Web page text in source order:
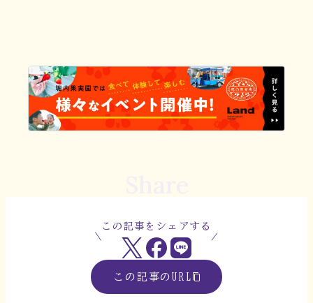
この記事をシェアする
この記事のURL